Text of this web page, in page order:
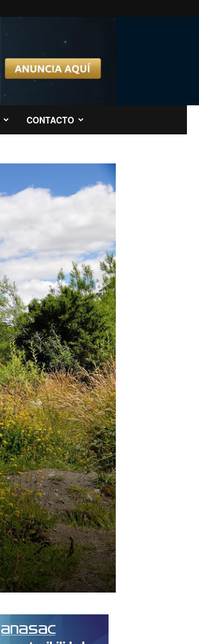
CONTACTO